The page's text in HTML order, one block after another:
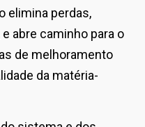
elimina perdas,
abre caminho para o
de melhoramento
da matéria-